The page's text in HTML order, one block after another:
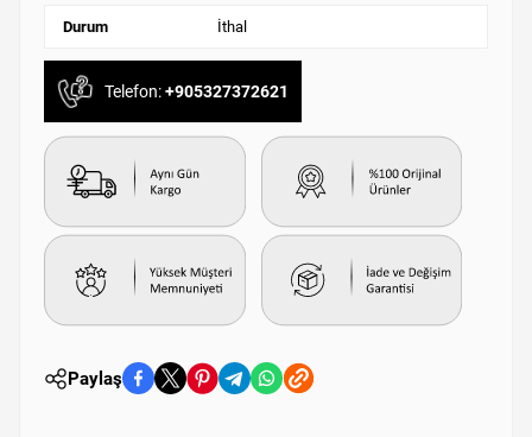
Durum İthal
Telefon:+905327372621
Paylaş